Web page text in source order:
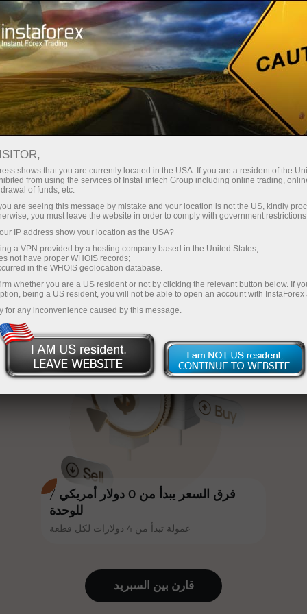
InstaForex
فرق السعر يبدأ من 0 دولار أمريكي /
للوحدة
عمولة تبدأ من 4 دولارات لكل قطعة
مع إنستا فوركس، يمكنك الوصول إلى
إلى 1:5000، وبعض من أفضل فروق
الأسعار والعمولات في السوق، وظروف
مواتية لتداول الأسهم والمؤشرات
فوركس الحصول على مكافأة تصل إلى
30% على إيداعه، والاستفادة من
عروض ترويجية وعروض خاصة أخرى.
تتشارك سرعة المسار وسرعة التداول
نفس القيم. يُضفي أليش لوبرايس
عناصر الحماس والانضباط على عالم
التداول، ويعمل كشريك يُلهم العملاء
لتحقيق أهداف طموحة.
إنستا فوركس على هاتف آيفون أو ماك
بوك أو رحلة أحلامه بمجرد إيداعه مبلغًا
من المال.
صغير الحجم
30% مكافأة
لكل إيداع
سرعة
في التجارة وعلى الطريق السريع
جائزة هديتك الشخصية الكبرى
قم بإيداع المبلغ في حسابك باستخدام $333 — اختر هدية
تصل قيمتها إلى $1,500
تداول بدون مخاطرة -
نحن نضمن أرباحك
مكافأة تصل إلى 1000 ضعف - أكبر
قارن بين السبرید
shows that you are currently located in the USA. If you are a resident of the
from using the services of InstaFintech Group including online trading,
of funds, etc.
are seeing this message by mistake and your location is not the US, kindly
you must leave the website in order to comply with government
IP address show your location as the USA?
a VPN provided by a hosting company based in the United States;
not have proper WHOIS records;
in the WHOIS geolocation database.
whether you are a US resident or not by clicking the relevant button below. If
being a US resident, you will not be able to open an account with InstaForex
for any inconvenience caused by this message.